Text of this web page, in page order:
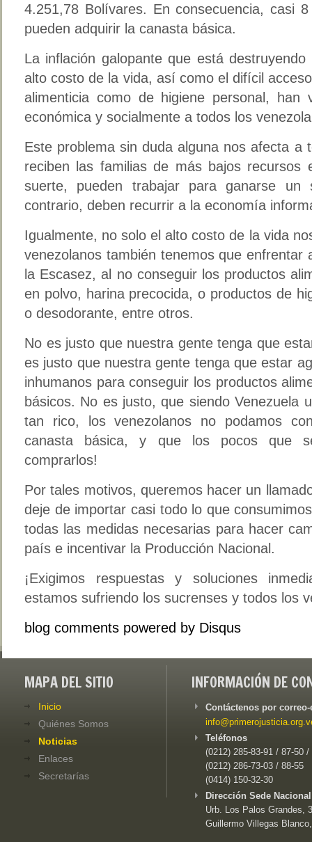
4.251,78 Bolívares. En consecuencia, casi
pueden adquirir la canasta básica.
La inflación galopante que está
alto costo de la vida, así como el difícil
alimenticia como de higiene personal, han
económica y socialmente a todos los
Este problema sin duda alguna nos afecta a
reciben las familias de más bajos recursos
suerte, pueden trabajar para ganarse
contrario, deben recurrir a la economía
Igualmente, no solo el alto costo de la vida
venezolanos también tenemos que enfrentar
la Escasez, al no conseguir los productos
en polvo, harina precocida, o productos de
o desodorante, entre otros.
No es justo que nuestra gente tenga que
es justo que nuestra gente tenga que estar
inhumanos para conseguir los productos
básicos. No es justo, que siendo Venezuela
tan rico, los venezolanos no podamos
canasta básica, y que los pocos que
comprarlos!
Por tales motivos, queremos hacer un
deje de importar casi todo lo que
todas las medidas necesarias para hacer
país e incentivar la Producción Nacional.
¡Exigimos respuestas y soluciones
estamos sufriendo los sucrenses y todos los
blog comments powered by Disqus
MAPA DEL SITIO
Inicio
Quiénes Somos
Noticias
Enlaces
Secretarías
INFORMACIÓN DE
Contáctenos por
Teléfonos
(0212) 285-83-91 / 87-50 /
(0212) 286-73-03 / 88-55
(0414) 150-32-30
Dirección Sede
Urb. Los Palos Grandes,
Guillermo Villegas